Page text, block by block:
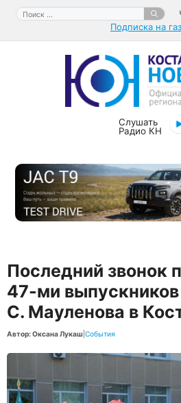
Перейти
содержимому
Поиск:
Подписка на
Слушать
Радио КН
Последний звонок
47-ми
С. Мауленова в
Автор: Оксана Лукаш События